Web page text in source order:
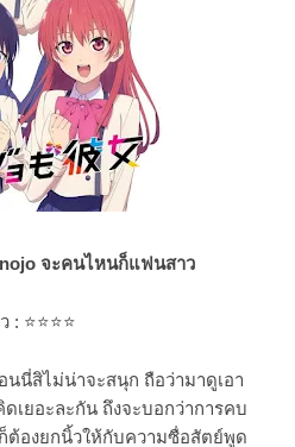
จะคนไหนก็แฟนสาว
: ⭐⭐⭐⭐
นนี่สิไม่น่าจะสนุก ถือว่ามาดูเอา
เยอะละกัน ถึงจะบอกว่าการคบ
ต้องยกนิ้วให้กับความซื่อสัตย์พูด